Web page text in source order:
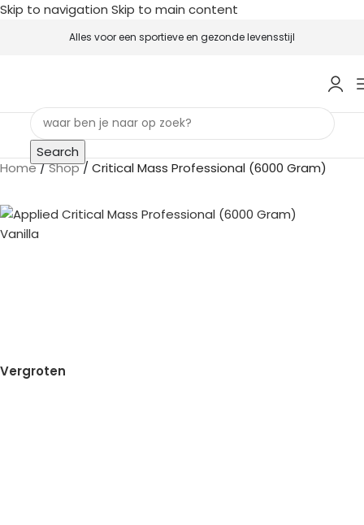
Skip to navigation Skip to main content
Alles voor een sportieve en gezonde levensstijl
Search
Home/Shop/ Critical Mass Professional (6000 Gram)
Vergroten